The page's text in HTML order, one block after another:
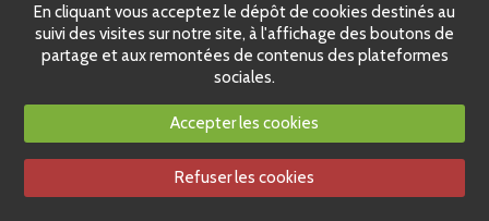
En cliquant vous acceptez le dépôt de cookies destinés au
suivi des visites sur notre site, à l'affichage des boutons de
partage et aux remontées de contenus des plateformes
sociales.
Accepter les cookies
Refuser les cookies